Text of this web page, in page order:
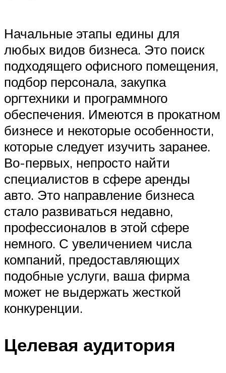
Начальные этапы едины для
любых видов бизнеса. Это поиск
подходящего офисного помещения,
подбор персонала, закупка
оргтехники и программного
обеспечения. Имеются в прокатном
бизнесе и некоторые особенности,
которые следует изучить заранее.
Во-первых, непросто найти
специалистов в сфере аренды
авто. Это направление бизнеса
стало развиваться недавно,
профессионалов в этой сфере
немного. С увеличением числа
компаний, предоставляющих
подобные услуги, ваша фирма
может не выдержать жесткой
конкуренции.
Целевая аудитория